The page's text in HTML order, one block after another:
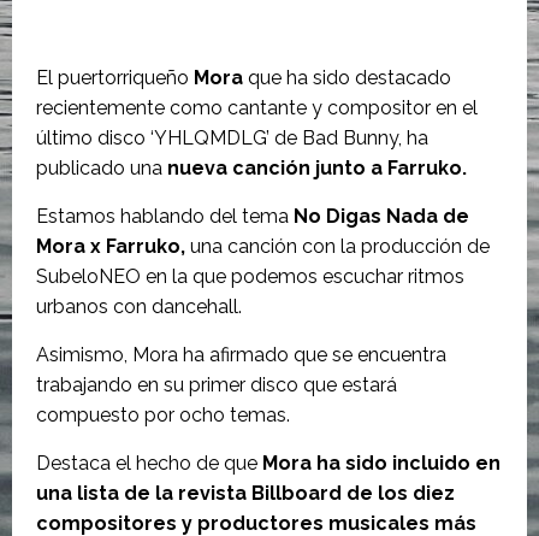
El puertorriqueño Mora que ha sido destacado
recientemente como cantante y compositor en el
último disco ‘YHLQMDLG’ de Bad Bunny, ha
publicado una nueva canción junto a Farruko.
Estamos hablando del tema No Digas Nada de
Mora x Farruko, una canción con la producción de
SubeloNEO en la que podemos escuchar ritmos
urbanos con dancehall.
Asimismo, Mora ha afirmado que se encuentra
trabajando en su primer disco que estará
compuesto por ocho temas.
Destaca el hecho de que Mora ha sido incluido en
una lista de la revista Billboard de los diez
compositores y productores musicales más